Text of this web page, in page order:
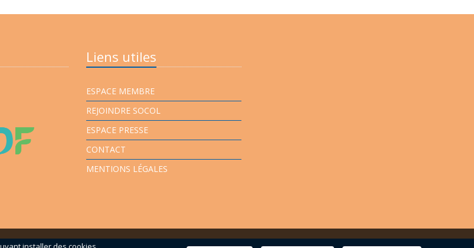
Liens utiles
ESPACE MEMBRE
REJOINDRE SOCOL
ESPACE PRESSE
CONTACT
MENTIONS LÉGALES